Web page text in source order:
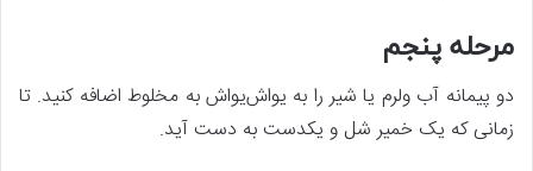
مرحله پنجم
دو پیمانه آب ولرم یا شیر را به یواش‌یواش به مخلوط اضافه کنید. تا
زمانی که یک خمیر شل و یکدست به دست آید.